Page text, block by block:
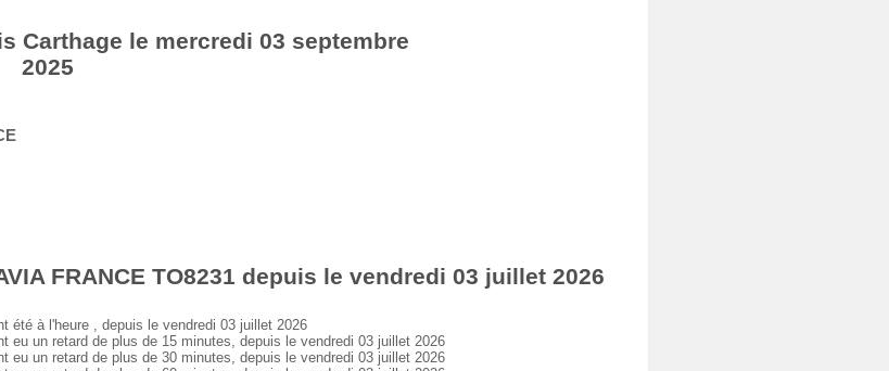
Carthage le mercredi 03 septembre
2025
FRANCE TO8231 depuis le vendredi 03 juillet 2026
été à l'heure , depuis le vendredi 03 juillet 2026
eu un retard de plus de 15 minutes, depuis le vendredi 03 juillet 2026
eu un retard de plus de 30 minutes, depuis le vendredi 03 juillet 2026